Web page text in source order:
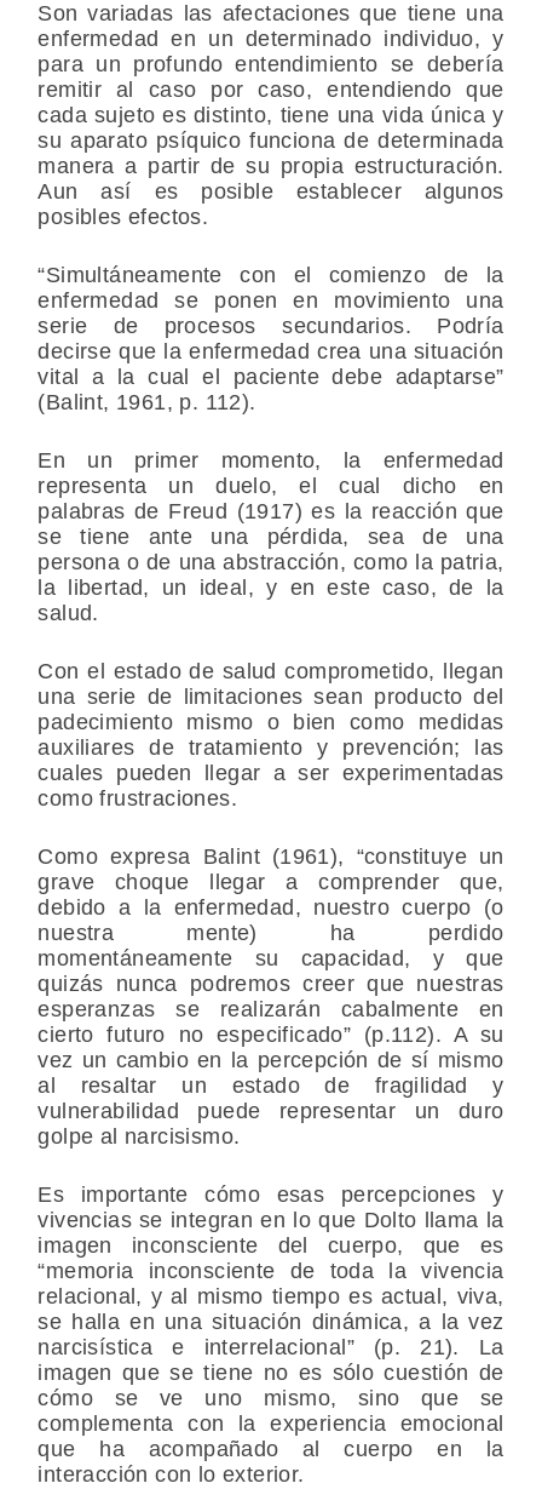
Son variadas las afectaciones que tiene una
enfermedad en un determinado individuo, y
para un profundo entendimiento se debería
remitir al caso por caso, entendiendo que
cada sujeto es distinto, tiene una vida única y
su aparato psíquico funciona de determinada
manera a partir de su propia estructuración.
Aun así es posible establecer algunos
posibles efectos.
“Simultáneamente con el comienzo de la
enfermedad se ponen en movimiento una
serie de procesos secundarios. Podría
decirse que la enfermedad crea una situación
vital a la cual el paciente debe adaptarse”
(Balint, 1961, p. 112).
En un primer momento, la enfermedad
representa un duelo, el cual dicho en
palabras de Freud (1917) es la reacción que
se tiene ante una pérdida, sea de una
persona o de una abstracción, como la patria,
la libertad, un ideal, y en este caso, de la
salud.
Con el estado de salud comprometido, llegan
una serie de limitaciones sean producto del
padecimiento mismo o bien como medidas
auxiliares de tratamiento y prevención; las
cuales pueden llegar a ser experimentadas
como frustraciones.
Como expresa Balint (1961), “constituye un
grave choque llegar a comprender que,
debido a la enfermedad, nuestro cuerpo (o
nuestra mente) ha perdido
momentáneamente su capacidad, y que
quizás nunca podremos creer que nuestras
esperanzas se realizarán cabalmente en
cierto futuro no especificado” (p.112). A su
vez un cambio en la percepción de sí mismo
al resaltar un estado de fragilidad y
vulnerabilidad puede representar un duro
golpe al narcisismo.
Es importante cómo esas percepciones y
vivencias se integran en lo que Dolto llama la
imagen inconsciente del cuerpo, que es
“memoria inconsciente de toda la vivencia
relacional, y al mismo tiempo es actual, viva,
se halla en una situación dinámica, a la vez
narcisística e interrelacional” (p. 21). La
imagen que se tiene no es sólo cuestión de
cómo se ve uno mismo, sino que se
complementa con la experiencia emocional
que ha acompañado al cuerpo en la
interacción con lo exterior.